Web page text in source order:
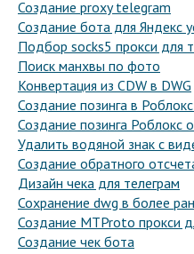
Создание proxy telegram
Создание бота для Яндекс
Подбор socks5 прокси для
Поиск манхвы по фото
Конвертация из CDW в DWG
Создание позинга в
Создание позинга Роблокс
Удалить водяной знак с
Создание обратного
Дизайн чека для телеграм
Сохранение dwg в более
Создание MTProto прокси
Создание чек бота